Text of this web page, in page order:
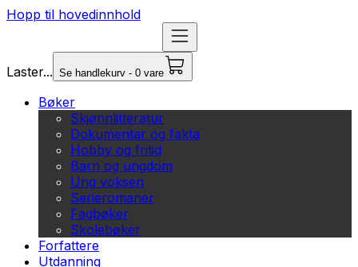
Hopp til hovedinnhold
Laster... Se handlekurv - 0 vare
Bøker
Skjønnlitteratur
Dokumentar og fakta
Hobby og fritid
Barn og ungdom
Ung voksen
Serieromaner
Fagbøker
Skolebøker
Forfattere
Utdanning